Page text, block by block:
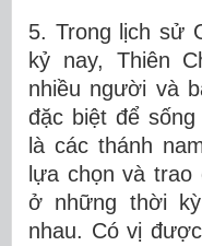
5. Trong lịch sử
kỷ nay, Thiên
nhiều người và
đặc biệt để
là các thánh
lựa chọn và
ở những thời
nhau. Có vị